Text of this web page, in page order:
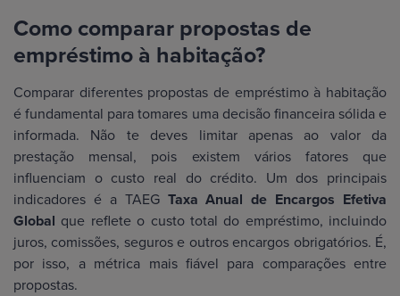
Como comparar propostas de
empréstimo à habitação?
Comparar diferentes propostas de empréstimo à habitação
é fundamental para tomares uma decisão financeira sólida e
informada. Não te deves limitar apenas ao valor da
prestação mensal, pois existem vários fatores que
influenciam o custo real do crédito. Um dos principais
indicadores é a TAEG Taxa Anual de Encargos Efetiva
Global que reflete o custo total do empréstimo, incluindo
juros, comissões, seguros e outros encargos obrigatórios. É,
por isso, a métrica mais fiável para comparações entre
propostas.